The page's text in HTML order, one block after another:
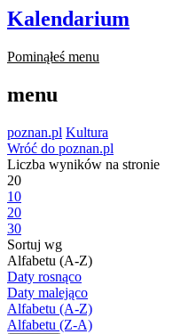
Kalendarium
Pominąłeś menu
menu
poznan.pl Kultura
Wróć do poznan.pl
Liczba wyników na stronie
20
10
20
30
Sortuj wg
Alfabetu (A-Z)
Daty rosnąco
Daty malejąco
Alfabetu (A-Z)
Alfabetu (Z-A)